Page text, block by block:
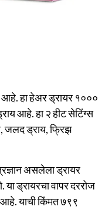
आहे. हा हेअर ड्रायर १०००
आहे. हा २ हीट सेटिंग्स
जलद ड्राय, फ्रिझ
असलेला ड्रायर
या ड्रायरचा वापर दररोज
याची किंमत ७९९